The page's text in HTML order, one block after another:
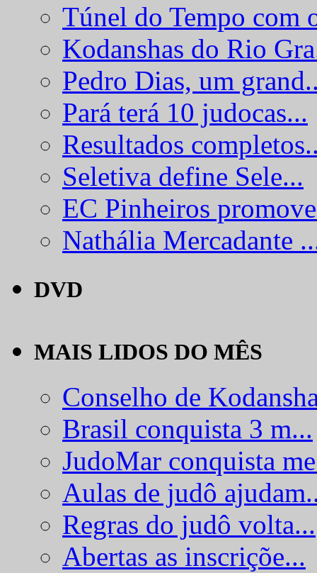
Túnel do Tempo com
Kodanshas do Rio
Pedro Dias, um
Pará terá 10 judocas...
Resultados
Seletiva define Sele...
EC Pinheiros
Nathália Mercadante
DVD
MAIS LIDOS DO MÊS
Conselho de
Brasil conquista 3 m...
JudoMar conquista
Aulas de judô
Regras do judô volta...
Abertas as inscriçõe...